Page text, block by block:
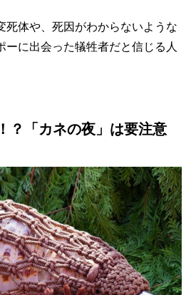
死体や、死因がわからないような
ーに出会った犠牲者だと信じる人
？「カネの夜」は要注意